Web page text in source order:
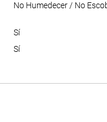
No Humedecer / No
Sí
Sí